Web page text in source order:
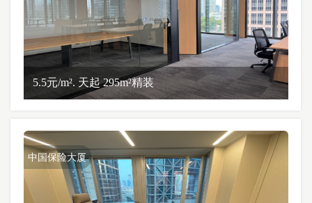
5.5元/m². 天起 295m²精装
中国保险大厦